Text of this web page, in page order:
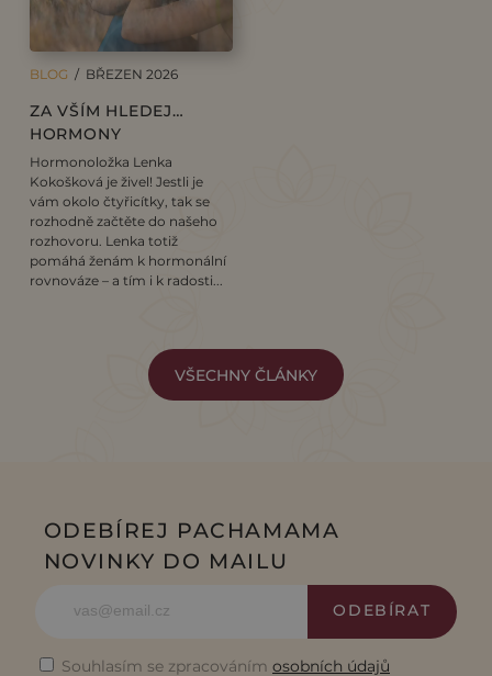
BLOG / BŘEZEN 2026
ZA VŠÍM HLEDEJ…
HORMONY
Hormonoložka Lenka
Kokošková je živel! Jestli je
vám okolo čtyřicítky, tak se
rozhodně začtěte do našeho
rozhovoru. Lenka totiž
pomáhá ženám k hormonální
rovnováze – a tím i k radosti...
VŠECHNY ČLÁNKY
ODEBÍREJ PACHAMAMA
NOVINKY DO MAILU
ODEBÍRAT
Souhlasím se zpracováním osobních údajů